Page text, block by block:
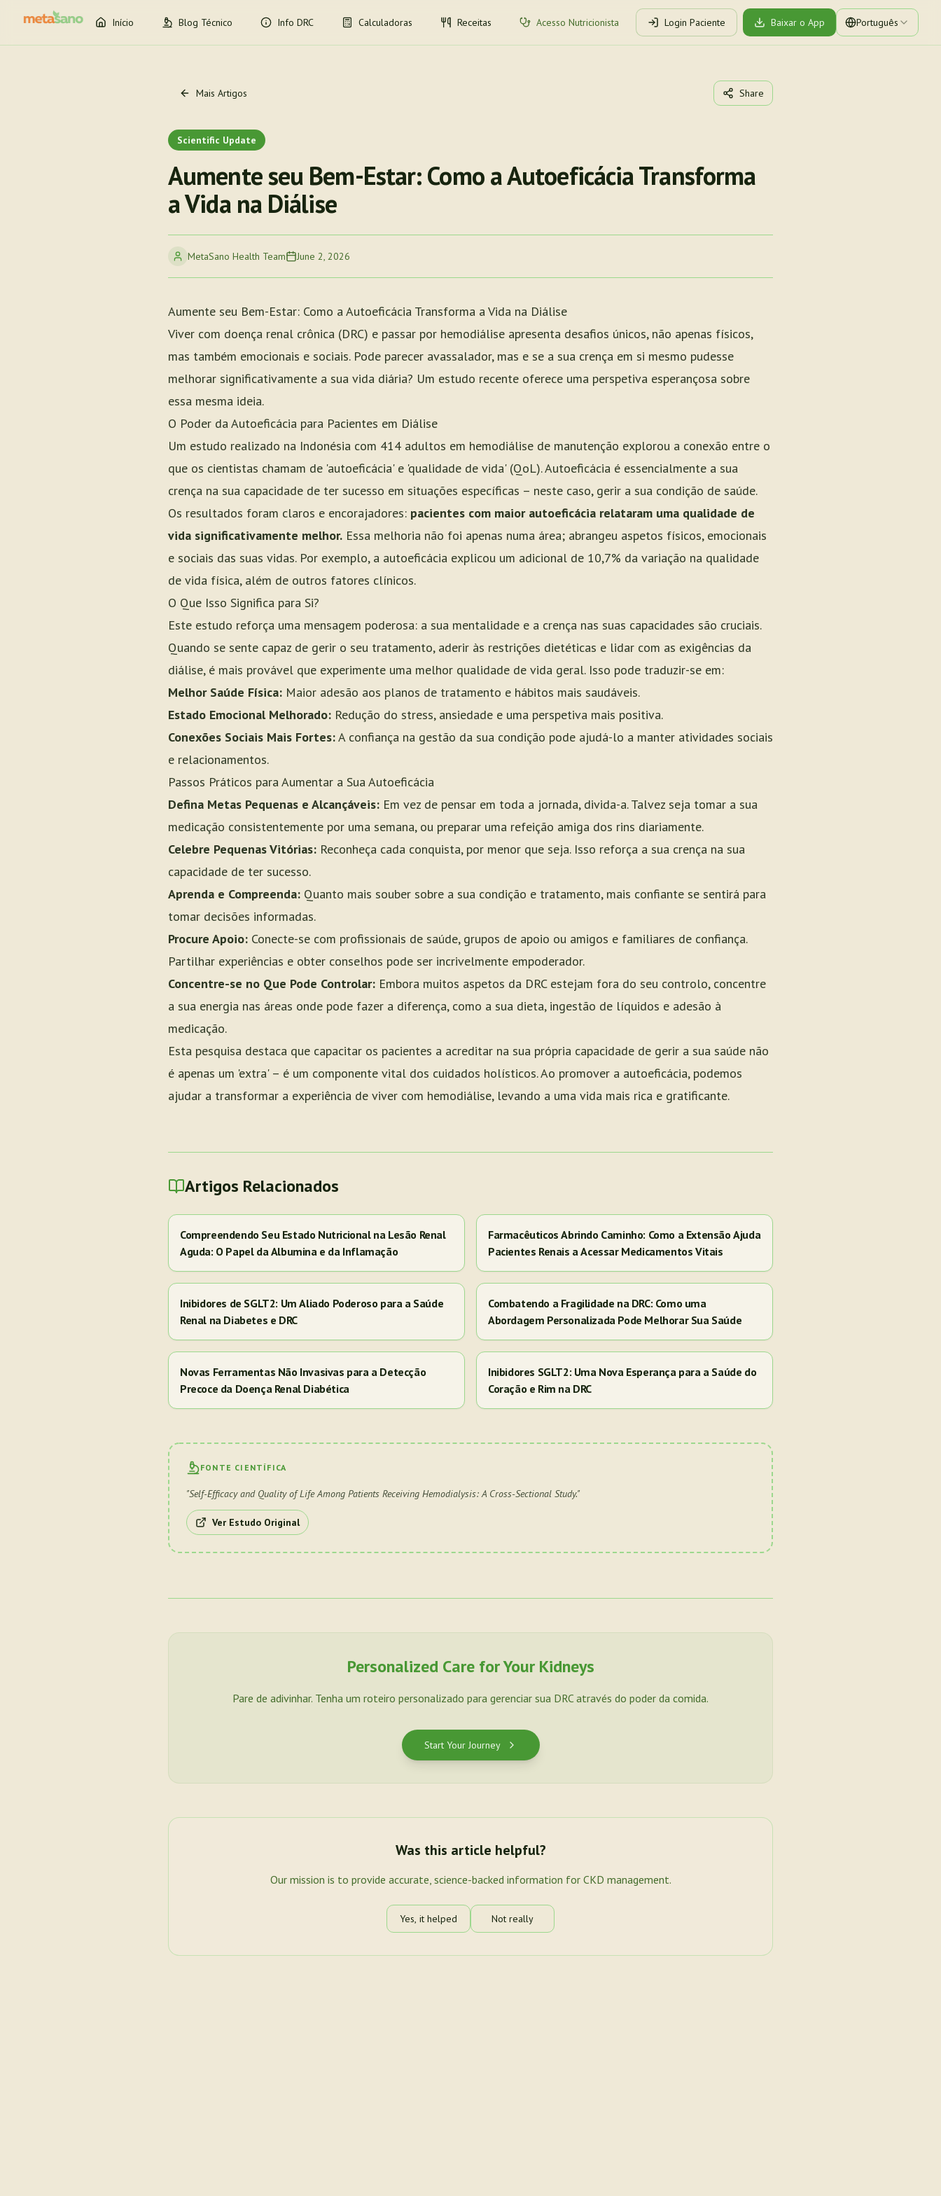
Início Blog Técnico Info DRC Calculadoras Receitas Acesso Nutricionista Login Paciente Baixar o App Português
Mais Artigos Share
Scientific Update
Aumente seu Bem-Estar: Como a Autoeficácia Transforma
a Vida na Diálise
MetaSano Health Team June 2, 2026
Aumente seu Bem-Estar: Como a Autoeficácia Transforma a Vida na Diálise
Viver com doença renal crônica (DRC) e passar por hemodiálise apresenta desafios únicos, não apenas físicos,
mas também emocionais e sociais. Pode parecer avassalador, mas e se a sua crença em si mesmo pudesse
melhorar significativamente a sua vida diária? Um estudo recente oferece uma perspetiva esperançosa sobre
essa mesma ideia.
O Poder da Autoeficácia para Pacientes em Diálise
Um estudo realizado na Indonésia com 414 adultos em hemodiálise de manutenção explorou a conexão entre o
que os cientistas chamam de 'autoeficácia' e 'qualidade de vida' (QoL). Autoeficácia é essencialmente a sua
crença na sua capacidade de ter sucesso em situações específicas – neste caso, gerir a sua condição de saúde.
Os resultados foram claros e encorajadores: pacientes com maior autoeficácia relataram uma qualidade de
vida significativamente melhor. Essa melhoria não foi apenas numa área; abrangeu aspetos físicos, emocionais
e sociais das suas vidas. Por exemplo, a autoeficácia explicou um adicional de 10,7% da variação na qualidade
de vida física, além de outros fatores clínicos.
O Que Isso Significa para Si?
Este estudo reforça uma mensagem poderosa: a sua mentalidade e a crença nas suas capacidades são cruciais.
Quando se sente capaz de gerir o seu tratamento, aderir às restrições dietéticas e lidar com as exigências da
diálise, é mais provável que experimente uma melhor qualidade de vida geral. Isso pode traduzir-se em:
Melhor Saúde Física: Maior adesão aos planos de tratamento e hábitos mais saudáveis.
Estado Emocional Melhorado: Redução do stress, ansiedade e uma perspetiva mais positiva.
Conexões Sociais Mais Fortes:A confiança na gestão da sua condição pode ajudá-lo a manter atividades sociais
e relacionamentos.
Passos Práticos para Aumentar a Sua Autoeficácia
Defina Metas Pequenas e Alcançáveis: Em vez de pensar em toda a jornada, divida-a. Talvez seja tomar a sua
medicação consistentemente por uma semana, ou preparar uma refeição amiga dos rins diariamente.
Celebre Pequenas Vitórias: Reconheça cada conquista, por menor que seja. Isso reforça a sua crença na sua
capacidade de ter sucesso.
Aprenda e Compreenda: Quanto mais souber sobre a sua condição e tratamento, mais confiante se sentirá para
tomar decisões informadas.
Procure Apoio: Conecte-se com profissionais de saúde, grupos de apoio ou amigos e familiares de confiança.
Partilhar experiências e obter conselhos pode ser incrivelmente empoderador.
Concentre-se no Que Pode Controlar: Embora muitos aspetos da DRC estejam fora do seu controlo, concentre
a sua energia nas áreas onde pode fazer a diferença, como a sua dieta, ingestão de líquidos e adesão à
medicação.
Esta pesquisa destaca que capacitar os pacientes a acreditar na sua própria capacidade de gerir a sua saúde não
é apenas um 'extra' – é um componente vital dos cuidados holísticos. Ao promover a autoeficácia, podemos
ajudar a transformar a experiência de viver com hemodiálise, levando a uma vida mais rica e gratificante.
Artigos Relacionados
Compreendendo Seu Estado Nutricional na Lesão Renal
Aguda: O Papel da Albumina e da Inflamação
Farmacêuticos Abrindo Caminho: Como a Extensão Ajuda
Pacientes Renais a Acessar Medicamentos Vitais
Inibidores de SGLT2: Um Aliado Poderoso para a Saúde
Renal na Diabetes e DRC
Combatendo a Fragilidade na DRC: Como uma
Abordagem Personalizada Pode Melhorar Sua Saúde
Novas Ferramentas Não Invasivas para a Detecção
Precoce da Doença Renal Diabética
Inibidores SGLT2: Uma Nova Esperança para a Saúde do
Coração e Rim na DRC
FONTE CIENTÍFICA
"Self-Efficacy and Quality of Life Among Patients Receiving Hemodialysis: A Cross-Sectional Study."
Ver Estudo Original
Personalized Care for Your Kidneys
Pare de adivinhar. Tenha um roteiro personalizado para gerenciar sua DRC através do poder da comida.
Start Your Journey
Was this article helpful?
Our mission is to provide accurate, science-backed information for CKD management.
Yes, it helped Not really